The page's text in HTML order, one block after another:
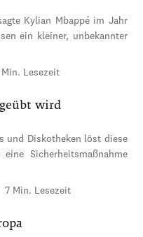
Kylian Mbappé im Jahr
ein kleiner, unbekannter
Min. Lesezeit
wird
und Diskotheken löst diese
Sicherheitsmaßnahme
7 Min. Lesezeit